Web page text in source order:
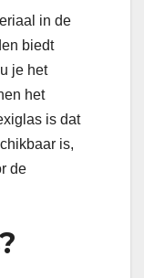
in de
biedt
je het
het
is dat
is,
de